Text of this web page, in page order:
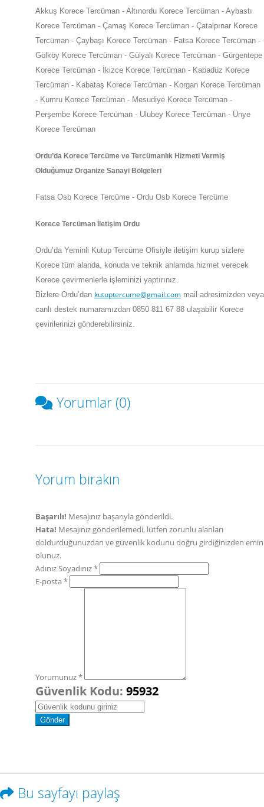
Akkuş Korece Tercüman - Altınordu Korece Tercüman - Aybastı
Korece Tercüman - Çamaş Korece Tercüman - Çatalpınar Korece
Tercüman - Çaybaşı Korece Tercüman - Fatsa Korece Tercüman -
Gölköy Korece Tercüman - Gülyalı Korece Tercüman - Gürgentepe
Korece Tercüman - İkizce Korece Tercüman - Kabadüz Korece
Tercüman - Kabataş Korece Tercüman - Korgan Korece Tercüman
- Kumru Korece Tercüman - Mesudiye Korece Tercüman -
Perşembe Korece Tercüman - Ulubey Korece Tercüman - Ünye
Korece Tercüman
Ordu’da Korece Tercüme ve Tercümanlık Hizmeti Vermiş
Olduğumuz Organize Sanayi Bölgeleri
Fatsa Osb Korece Tercüme - Ordu Osb Korece Tercüme
Korece Tercüman İletişim Ordu
Ordu’da Yeminli Kutup Tercüme Ofisiyle iletişim kurup sizlere
Korece tüm alanda, konuda ve teknik anlamda hizmet verecek
Korece çevirmenlerle işleminizi yaptırınız.
Bizlere Ordu’dan kutuptercume@gmail.com mail adresimizden veya
canlı destek numaramızdan 0850 811 67 88 ulaşabilir Korece
çevirilerinizi gönderebilirsiniz.
Yorumlar (0)
Yorum bırakın
Başarılı! Mesajınız başarıyla gönderildi.
Hata! Mesajınız gönderilemedi, lütfen zorunlu alanları
doldurduğunuzdan ve güvenlik kodunu doğru girdiğinizden emin
olunuz.
Adınız Soyadınız *
E-posta *
Yorumunuz *
Güvenlik Kodu: 95932
Bu sayfayı paylaş